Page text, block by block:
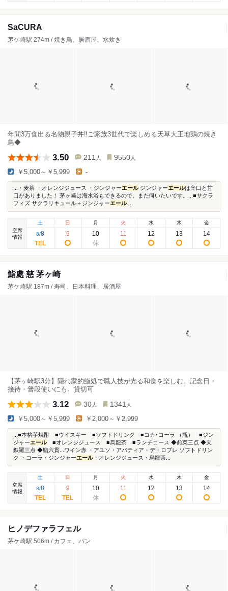
SaCURA
茅ケ崎駅 274m / 焼き鳥、居酒屋、水炊き
年間3万食出る名物親子丼‼︎ご家族3世代で楽しめる天草大王地鶏の焼き
鳥◆
3.50 211 人 9550 人
￥5,000～￥5,999 -
...・麦茶 ・オレンジジュース ・ジンジャーエールジンジャーエールは辛口と甘
口がありました！ 茅ヶ崎は海水浴もできるので、また伺いたいです。...■サクラ
フィズ サクラリキュール＋ジンジャーエール...
空席
情報
土
8/8
日
9
月
10
火
11
水
12
木
13
金
14
鮨處 慈 茅ヶ崎
茅ケ崎駅 187m / 寿司、日本料理、居酒屋
【茅ヶ崎駅3分】隠れ家的鮨処で職人技が光る和食を楽しむ。記念日・
接待・普段使いにも。貸切可
3.12 30 人 1341 人
￥5,000～￥5,999 ￥2,000～￥2,999
...■本格芋焼酎 ■ウイスキー ■ソフトドリンク ■コカ･コーラ （瓶） ■ジン
ジャーエール■オレンジジュース ■烏龍茶 ■ランチコース ◆前菜三点 ◆天
麩羅三点 ◆鮨六貫...ワイン赤 ・アユソ・アバティア・デ・ロブレ ソフトドリン
ク ・コーラ・ジンジャーエール・オレンジジュース・烏龍茶...
空席
情報
土
8/8
日
9
月
10
火
11
水
12
木
13
金
14
ヒノデファラフェル
茅ケ崎駅 506m / カフェ、パン